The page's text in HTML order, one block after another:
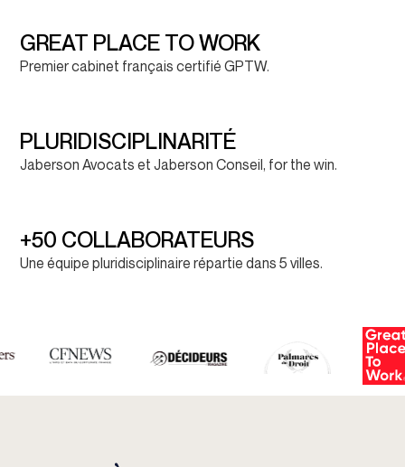
GREAT PLACE TO WORK
Premier cabinet français certifié GPTW.
PLURIDISCIPLINARITÉ
Jaberson Avocats et Jaberson Conseil, for the win.
+50 COLLABORATEURS
Une équipe pluridisciplinaire répartie dans 5 villes.